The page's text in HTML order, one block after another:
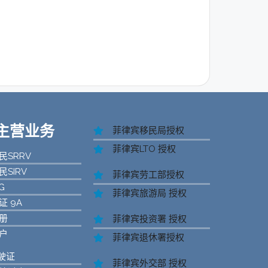
营业务
SRRV
SIRV
9A
证
菲律宾移民局授权
菲律宾LTO 授权
菲律宾劳工部授权
菲律宾旅游局 授权
菲律宾投资署 授权
菲律宾退休署授权
菲律宾外交部 授权